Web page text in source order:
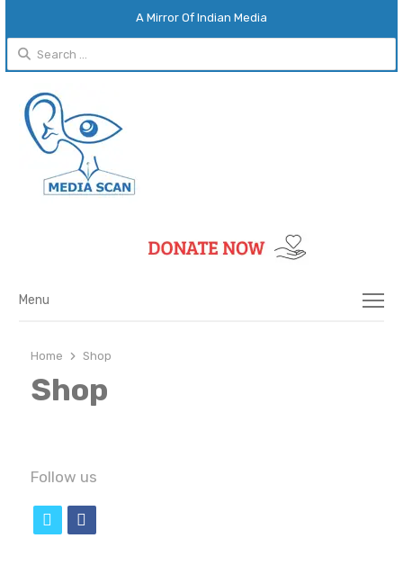
A Mirror Of Indian Media
Search
for:
Menu
Menu
Home Shop
Shop
Follow us